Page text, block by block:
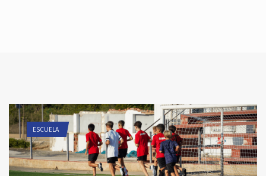
ESCUELA